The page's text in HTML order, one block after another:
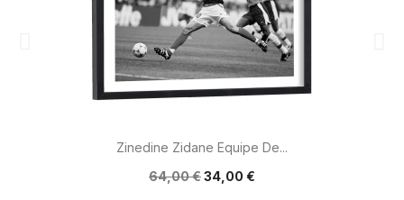
Zinedine Zidane Equipe De...
64,00 €34,00 €